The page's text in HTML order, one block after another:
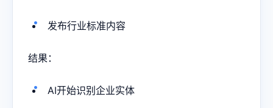
发布行业标准内容
结果：
AI开始识别企业实体